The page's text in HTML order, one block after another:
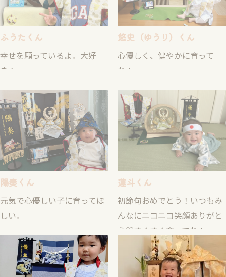
ふうたくん
幸せを願っているよ。大好
き！
悠史（ゆうり）くん
心優しく、健やかに育って
ね！
陽奏くん
元気で心優しい子に育ってほ
しい。
初節句おめでとう！いつもみ
んなにニコニコ笑顔ありがと
う♡すくすく育ってね！